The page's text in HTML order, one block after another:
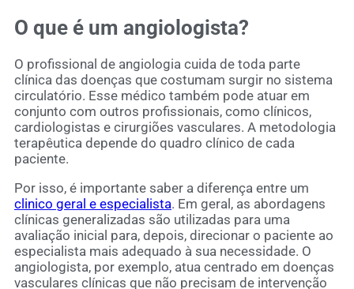
O que é um angiologista?
O profissional de angiologia cuida de toda parte
clínica das doenças que costumam surgir no sistema
circulatório. Esse médico também pode atuar em
conjunto com outros profissionais, como clínicos,
cardiologistas e cirurgiões vasculares. A metodologia
terapêutica depende do quadro clínico de cada
paciente.
Por isso, é importante saber a diferença entre um
clinico geral e especialista. Em geral, as abordagens
clínicas generalizadas são utilizadas para uma
avaliação inicial para, depois, direcionar o paciente ao
especialista mais adequado à sua necessidade. O
angiologista, por exemplo, atua centrado em doenças
vasculares clínicas que não precisam de intervenção